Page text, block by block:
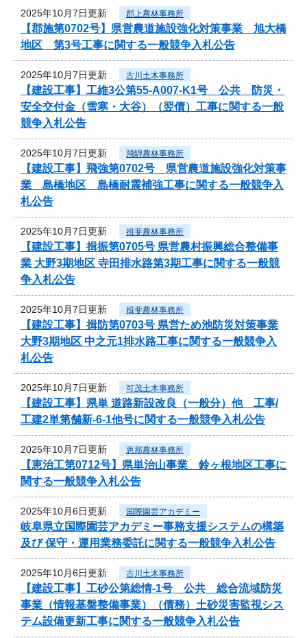
2025年10月7日更新 郡上農林事務所
【郡施第0702号】県営農道施設強化対策事業 旭大橋
地区 第3号工事に関する一般競争入札公告
2025年10月7日更新 古川土木事務所
【建設工事】工維3公第55-A007-K1号 公共 防災・
安全交付金（雪寒・大谷）（翌債）工事に関する一般
競争入札公告
2025年10月7日更新 飛騨農林事務所
【建設工事】飛強第0702号 県営農道施設強化対策事
業 島橋地区 島橋耐震補強工事に関する一般競争入
札公告
2025年10月7日更新 揖斐農林事務所
【建設工事】揖振第0705号 県営農村振興総合整備事
業 大野3期地区 寺田排水路第3期工事に関する一般競
争入札公告
2025年10月7日更新 揖斐農林事務所
【建設工事】揖防第0703号 県営ため池防災対策事業
大野3期地区 中之元1排水路工事に関する一般競争入
札公告
2025年10月7日更新 可茂土木事務所
【建設工事】県単 道路新設改良（一般分）他 工事/
工建2単第舗新-6-1他号に関する一般競争入札公告
2025年10月7日更新 恵那農林事務所
【恵治工第0712号】県単治山事業 鈴ヶ根地区工事に
関する一般競争入札公告
2025年10月6日更新 国際園芸アカデミー
岐阜県立国際園芸アカデミー事務支援システムの構築
及び 保守・運用業務委託に関する一般競争入札公告
2025年10月6日更新 古川土木事務所
【建設工事】工砂公第総情-1号 公共 総合流域防災
事業（情報基盤整備事業）（債務）土砂災害監視シス
テム設備更新工事に関する一般競争入札公告